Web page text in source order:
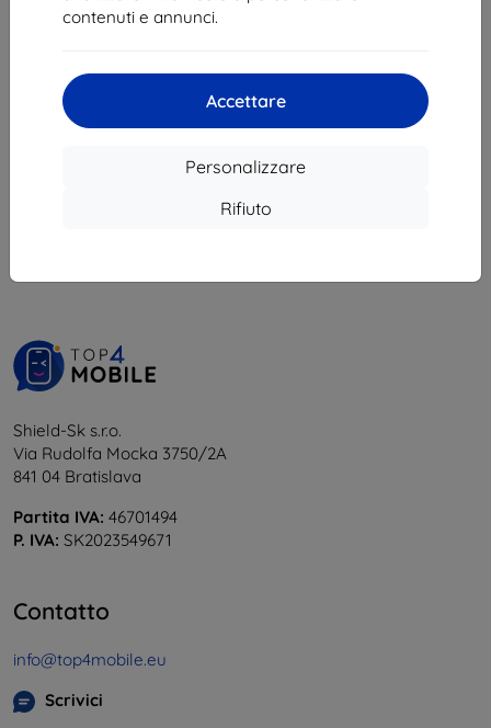
contenuti e annunci.
Accettare
Personalizzare
Rifiuto
Shield-Sk s.r.o.
Via Rudolfa Mocka 3750/2A
841 04 Bratislava
Partita IVA: 46701494
P. IVA: SK2023549671
Contatto
info@top4mobile.eu
Scrivici